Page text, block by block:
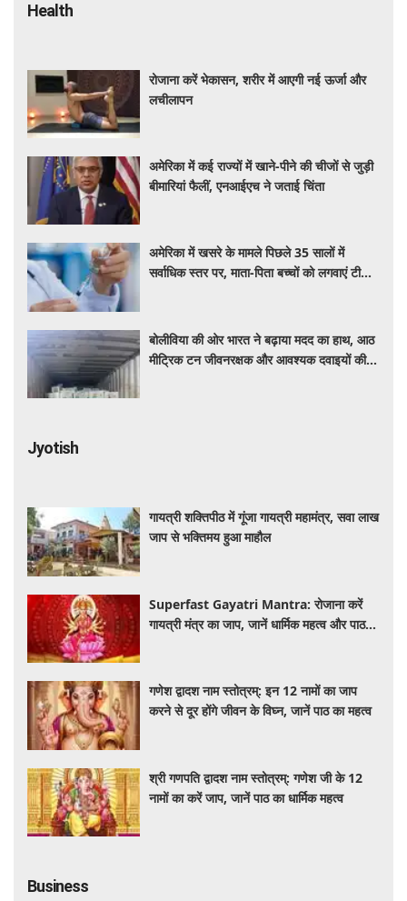
Health
रोजाना करें भेकासन, शरीर में आएगी नई ऊर्जा और
लचीलापन
अमेरिका में कई राज्यों में खाने-पीने की चीजों से जुड़ी
बीमारियां फैलीं, एनआईएच ने जताई चिंता
अमेरिका में खसरे के मामले पिछले 35 सालों में
सर्वाधिक स्तर पर, माता-पिता बच्चों को लगवाएं टीके :
बोलीविया की ओर भारत ने बढ़ाया मदद का हाथ, आठ
मीट्रिक टन जीवनरक्षक और आवश्यक दवाइयों की
Jyotish
गायत्री शक्तिपीठ में गूंजा गायत्री महामंत्र, सवा लाख
जाप से भक्तिमय हुआ माहौल
Superfast Gayatri Mantra: रोजाना करें
गायत्री मंत्र का जाप, जानें धार्मिक महत्व और पाठ
गणेश द्वादश नाम स्तोत्रम्: इन 12 नामों का जाप
करने से दूर होंगे जीवन के विघ्न, जानें पाठ का महत्व
श्री गणपति द्वादश नाम स्तोत्रम्: गणेश जी के 12
नामों का करें जाप, जानें पाठ का धार्मिक महत्व
Business